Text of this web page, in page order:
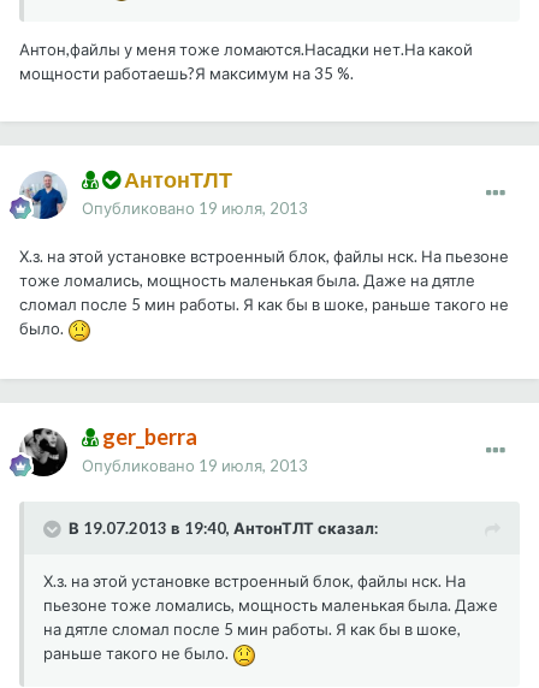
Антон,файлы у меня тоже ломаются.Насадки нет.На какой
мощности работаешь?Я максимум на 35 %.
АнтонТЛТ
Опубликовано 19 июля, 2013
Х.з. на этой установке встроенный блок, файлы нск. На пьезоне
тоже ломались, мощность маленькая была. Даже на дятле
сломал после 5 мин работы. Я как бы в шоке, раньше такого не
было.
ger_berra
Опубликовано 19 июля, 2013
В 19.07.2013 в 19:40, АнтонТЛТ сказал:
Х.з. на этой установке встроенный блок, файлы нск. На
пьезоне тоже ломались, мощность маленькая была. Даже
на дятле сломал после 5 мин работы. Я как бы в шоке,
раньше такого не было.